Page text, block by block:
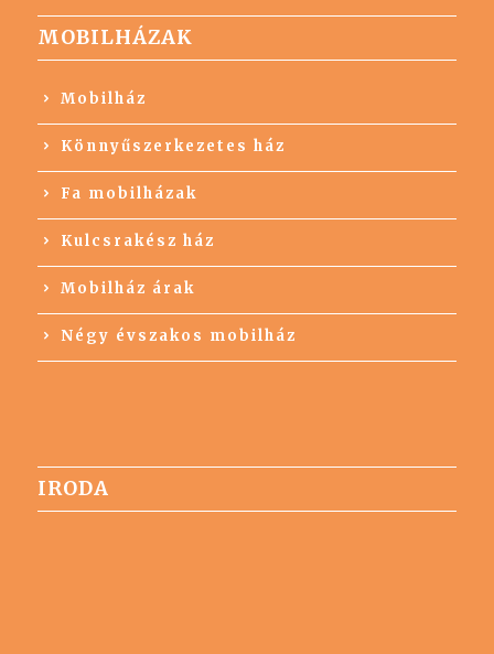
MOBILHÁZAK
Mobilház
Könnyűszerkezetes ház
Fa mobilházak
Kulcsrakész ház
Mobilház árak
Négy évszakos mobilház
IRODA